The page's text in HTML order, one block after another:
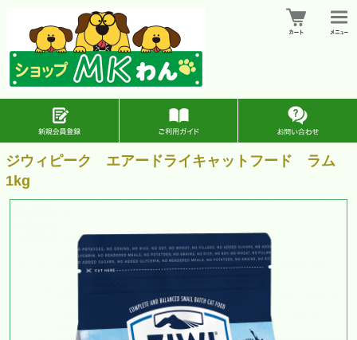
ジウィピーク エアードライキャットフード ラム
1kg